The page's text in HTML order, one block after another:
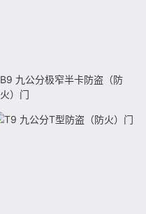
B9 九公分极窄半卡防盗（防
火）门